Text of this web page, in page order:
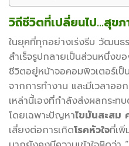
วิถีชีวิตที่เปลี่ยนไป…สุข
ในยุคที่ทุกอย่างเร่งรีบ วัฒนธ
สำเร็จรูปกลายเป็นส่วนหนึ่งขอ
ชีวิตอยู่หน้าจอคอมพิวเตอร์เ
จากการทำงาน และมีเวลาอ
เหล่านี้เองที่กำลังส่งผลกระท
โดยเฉพาะปัญหาไขมันสะสม
เสี่ยงต่อการเกิดโรคหัวใจที่เ